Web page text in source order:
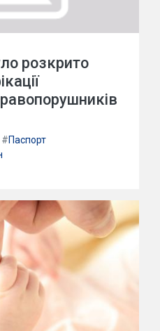
розкрито
#Паспорт